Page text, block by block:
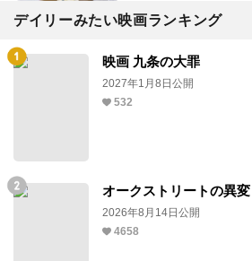
デイリーみたい映画ランキング
映画 九条の大罪
2027年1月8日公開
532
オークストリートの異変
2026年8月14日公開
4658